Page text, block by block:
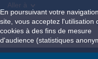
En poursuivant votre
site, vous acceptez l'utilisation
cookies à des fins de mesure
d'audience (statistiques
Aller à